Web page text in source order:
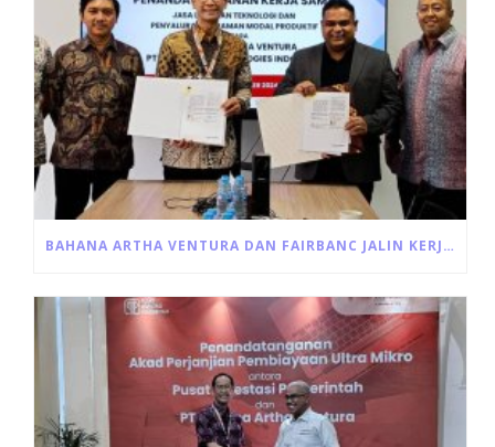
BAHANA ARTHA VENTURA DAN FAIRBANC JALIN KERJA SAMA PINJAMAN MODAL USAHA PRODUKTIF